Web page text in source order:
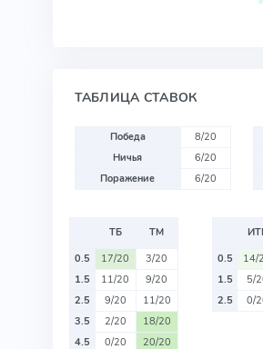
ТАБЛИЦА СТАВОК
Победа
8/20
Ничья
6/20
Поражение
6/20
ТБ
ТМ
0.5
17/20
3/20
1.5
11/20
9/20
2.5
9/20
11/20
3.5
2/20
18/20
4.5
0/20 20/20
0.5
14/
1.5
5/
2.5
0/